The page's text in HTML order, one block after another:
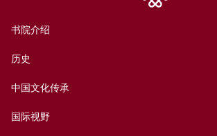
书院介绍
历史
中国文化传承
国际视野